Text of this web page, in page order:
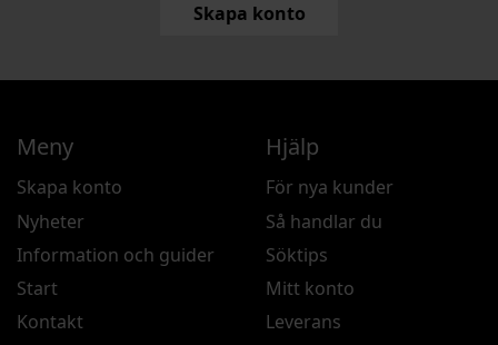
Skapa konto
Meny
Skapa konto
Nyheter
Information och guider
Start
Kontakt
Hjälp
För nya kunder
Så handlar du
Söktips
Mitt konto
Leverans